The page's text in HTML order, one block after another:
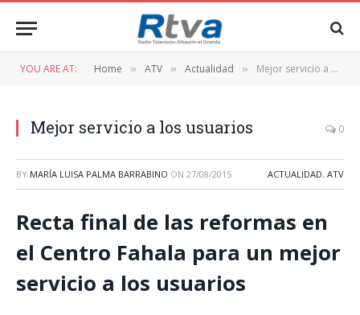
YOU ARE AT: Home » ATV » Actualidad » Mejor servicio a los usuarios
Mejor servicio a los usuarios 0
BY MARÍA LUISA PALMA BARRABINO ON 27/08/2015 ACTUALIDAD, ATV
Recta final de las reformas en
el Centro Fahala para un mejor
servicio a los usuarios